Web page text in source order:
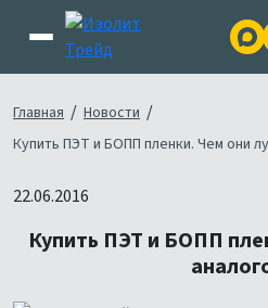
Главная / Новости /
Купить ПЭТ и БОПП пленки. Чем они
22.06.2016
Купить ПЭТ и БОПП